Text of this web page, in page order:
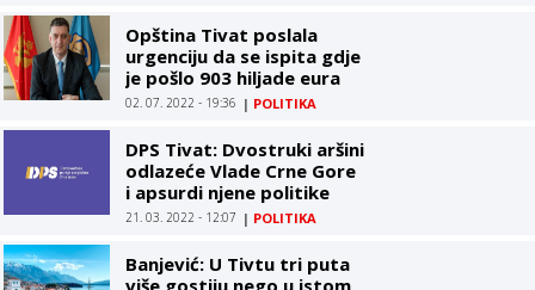
Opština Tivat poslala
urgenciju da se ispita gdje
je pošlo 903 hiljade eura
02. 07. 2022 - 19:36 | POLITIKA
DPS Tivat: Dvostruki aršini
odlazeće Vlade Crne Gore
i apsurdi njene politike
21. 03. 2022 - 12:07 | POLITIKA
Banjević: U Tivtu tri puta